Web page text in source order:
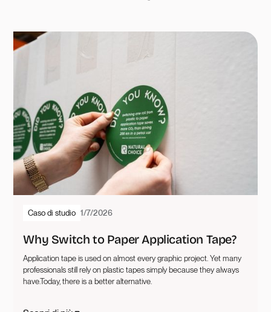
Caso di studio 1/7/2026
Why Switch to Paper Application Tape?
Application tape is used on almost every graphic project. Yet many
professionals still rely on plastic tapes simply because they always
have.Today, there is a better alternative.